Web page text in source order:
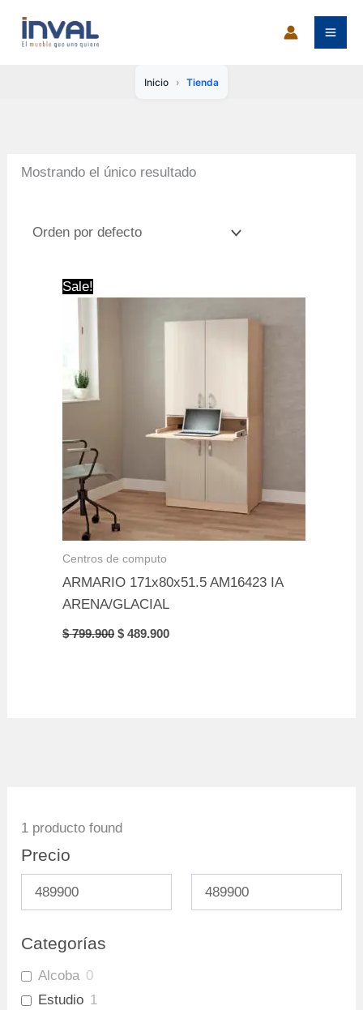
Inicio Tienda
Mostrando el único resultado
Sale!
Centros de computo
ARMARIO 171x80x51.5 AM16423 IA
ARENA/GLACIAL
$799.900 Original
$ 489.900Current
1 producto found
Precio
Categorías
Alcoba 0
Estudio 1